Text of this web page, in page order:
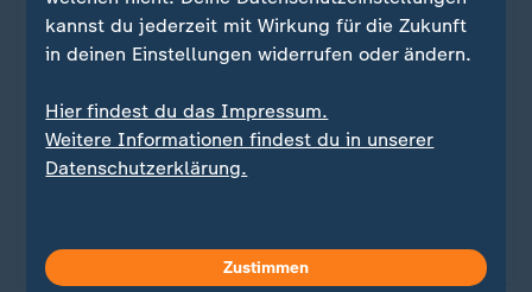
Bleiben Sie auf Stand mit dem
ZDFheute Update
als Newsletter - morgens und abends.
kannst du jederzeit mit Wirkung für die Zukunft
in deinen Einstellungen widerrufen oder ändern.
Hier findest du das Impressum.
Weitere Informationen findest du in unserer
Datenschutzerklärung.
Zustimmen